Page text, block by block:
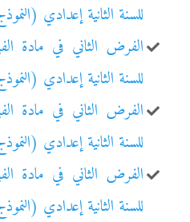
للسنة الثانية إعدادي (النموذج 05) –
الفرض الثاني في مادة
للسنة الثانية إعدادي (النموذج 06) –
الفرض الثاني في مادة
للسنة الثانية إعدادي (النموذج 07) –
الفرض الثاني في مادة
للسنة الثانية إعدادي (النموذج 08) –